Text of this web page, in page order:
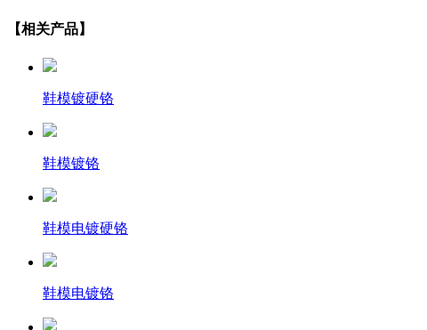
【相关产品】
鞋模镀硬铬
鞋模镀铬
鞋模电镀硬铬
鞋模电镀铬